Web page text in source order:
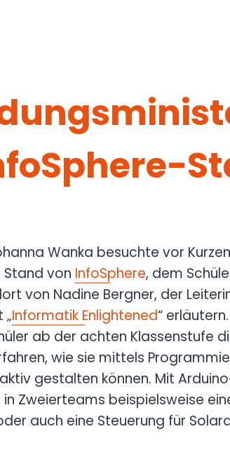
Wanka besuchte vor
Stand von InfoSphere, dem
von Nadine Bergner, der
Informatik Enlightened“
ab der achten Klassenstufe
wie sie mittels
gestalten können. Mit
Zweierteams beispielsweise
auch eine Steuerung für